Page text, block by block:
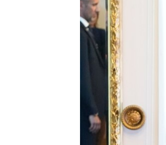
သုတပဒေသာ အင်္ဂလိပ်စာ